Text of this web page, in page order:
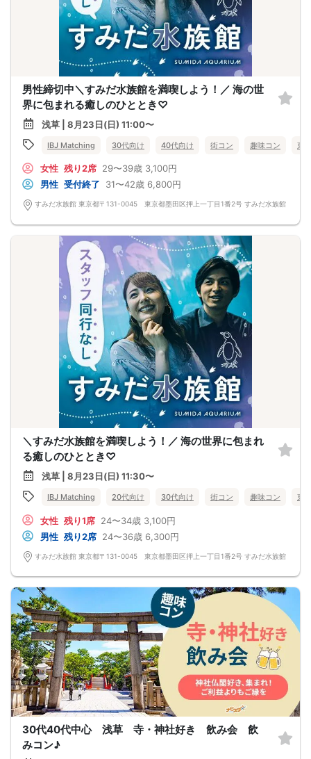
男性締切中＼すみだ水族館を満喫しよう！／ 海の世
界に包まれる癒しのひととき♡
浅草 | 8月23日(日) 11:00〜
IBJ Matching 30代向け 40代向け 街コン 趣味コン 東
女性 残り2席 29〜39歳 3,100円
男性 受付終了 31〜42歳 6,800円
すみだ水族館 東京都〒131-0045 東京都墨田区押上一丁目1番2号 すみだ水族館
＼すみだ水族館を満喫しよう！／ 海の世界に包まれ
る癒しのひととき♡
浅草 | 8月23日(日) 11:30〜
IBJ Matching 20代向け 30代向け 街コン 趣味コン 東
女性 残り1席 24〜34歳 3,100円
男性 残り2席 24〜36歳 6,300円
すみだ水族館 東京都〒131-0045 東京都墨田区押上一丁目1番2号 すみだ水族館
30代40代中心 浅草 寺・神社好き 飲み会 飲
みコン♪